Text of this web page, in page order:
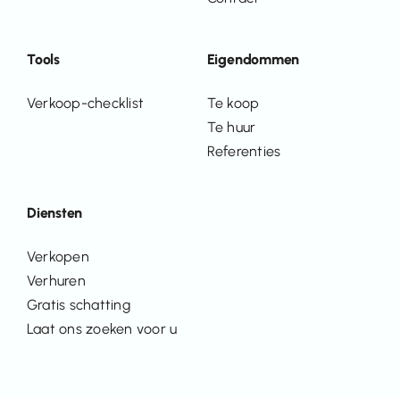
Diensten
Verkopen
Verhuren
Gratis schatting
Laat ons zoeken voor u
Eigendommen
Te koop
Te huur
Referenties
Tools
Verkoop-checklist